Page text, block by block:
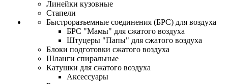
Линейки кузовные
Стапели
Быстроразъемные соединения (БРС) для воздуха
БРС "Мамы" для сжатого воздуха
Штуцеры "Папы" для сжатого воздуха
Блоки подготовки сжатого воздуха
Шланги спиральные
Катушки для сжатого воздуха
Аксессуары